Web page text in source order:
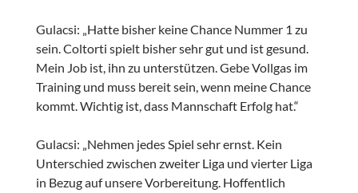
Gulacsi: „Hatte bisher keine Chance Nummer 1 zu
sein. Coltorti spielt bisher sehr gut und ist gesund.
Mein Job ist, ihn zu unterstützen. Gebe Vollgas im
Training und muss bereit sein, wenn meine Chance
kommt. Wichtig ist, dass Mannschaft Erfolg hat.“
Gulacsi: „Nehmen jedes Spiel sehr ernst. Kein
Unterschied zwischen zweiter Liga und vierter Liga
in Bezug auf unsere Vorbereitung. Hoffentlich